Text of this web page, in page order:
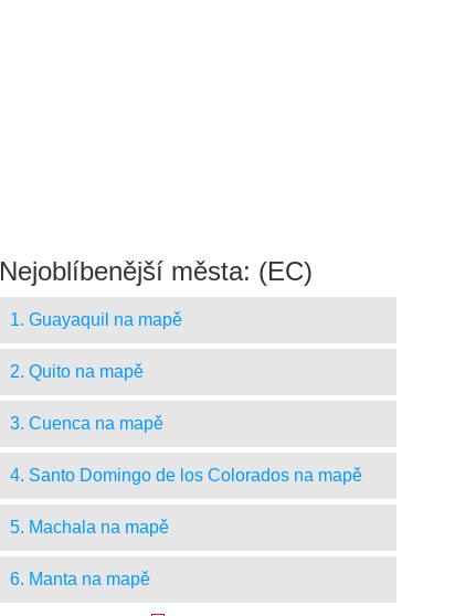
Nejoblíbenější města: (EC)
1. Guayaquil na mapě
2. Quito na mapě
3. Cuenca na mapě
4. Santo Domingo de los Colorados na mapě
5. Machala na mapě
6. Manta na mapě